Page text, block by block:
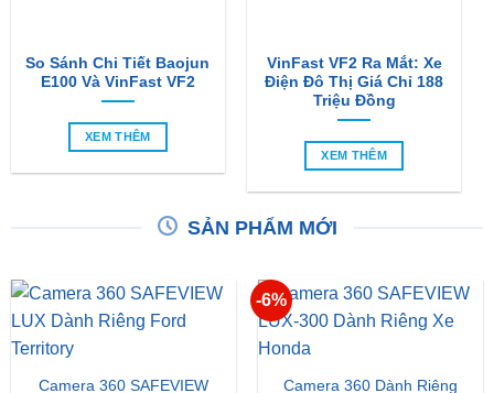
So Sánh Chi Tiết Baojun
E100 Và VinFast VF2
XEM THÊM
VinFast VF2 Ra Mắt: Xe
Điện Đô Thị Giá Chỉ 188
Triệu Đồng
XEM THÊM
SẢN PHẨM MỚI
Camera 360 SAFEVIEW
-6%
Camera 360 Dành Riêng